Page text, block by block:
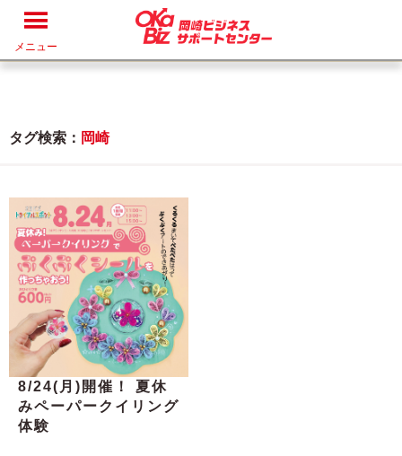
メニュー
タグ検索： 岡崎
8/24(月)開催！ 夏休
みペーパークイリング
体験